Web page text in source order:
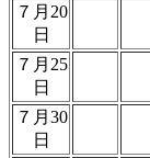
７月20
日
７月25
日
７月30
日